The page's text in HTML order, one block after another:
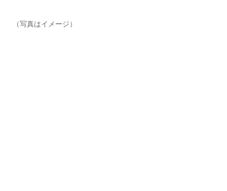
（写真はイメージ）